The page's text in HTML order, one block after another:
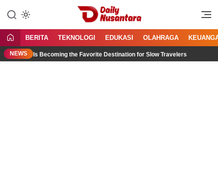
konten
Daily Nusantara
Menyajikan Fakta, Menginspirasi
BERITA TEKNOLOGI EDUKASI OLAHRAGA
NEWS
Bali Is Becoming the Favorite Destination for Slow Travelers